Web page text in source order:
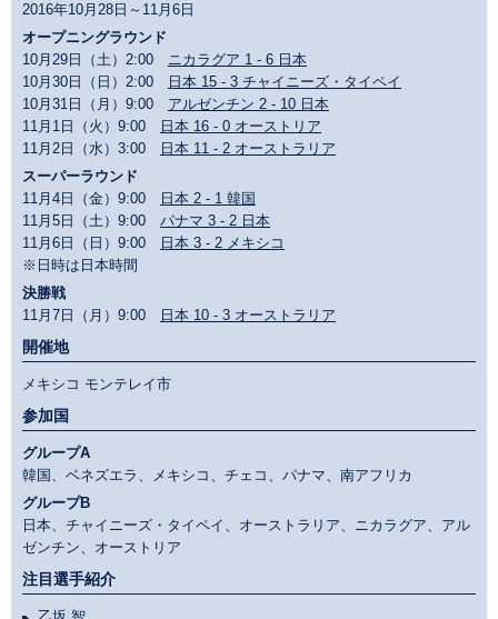
2016年10月28日～11月6日
オープニングラウンド
10月29日（土）2:00 ニカラグア 1 - 6 日本
10月30日（日）2:00
日本 15 - 3 チャイニーズ・タイペイ
10月31日（月）9:00 アルゼンチン 2 - 10 日本
11月1日（火）9:00
日本 16 - 0 オーストリア
11月2日（水）3:00
日本 11 - 2 オーストラリア
スーパーラウンド
11月4日（金）9:00
日本 2 - 1 韓国
11月5日（土）9:00 パナマ 3 - 2 日本
11月6日（日）9:00
日本 3 - 2 メキシコ
※日時は日本時間
決勝戦
11月7日（月）9:00
日本 10 - 3 オーストラリア
開催地
メキシコ モンテレイ市
参加国
グループA
韓国、ベネズエラ、メキシコ、チェコ、パナマ、南アフリカ
グループB
日本、チャイニーズ・タイペイ、オーストラリア、ニカラグア、アル
ゼンチン、オーストリア
注目選手紹介